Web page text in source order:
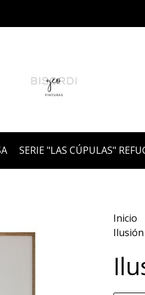
SERIE "LAS CÚPULAS"
Inicio
Ilusión